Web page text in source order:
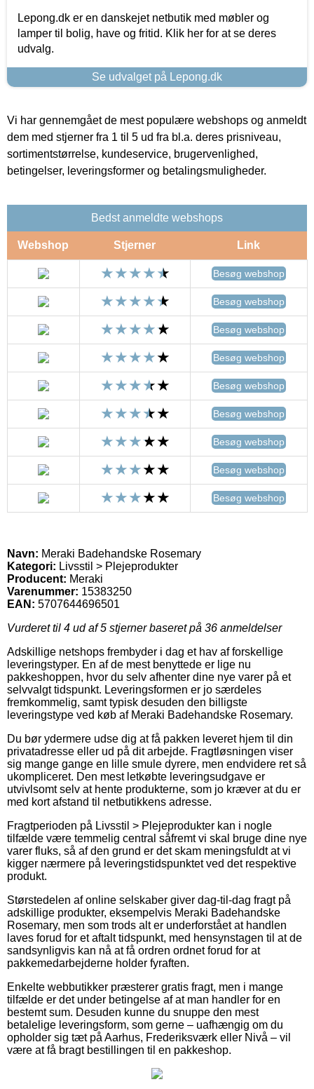
Lepong.dk er en danskejet netbutik med møbler og
lamper til bolig, have og fritid. Klik her for at se deres
udvalg.
Se udvalget på Lepong.dk
Vi har gennemgået de mest populære webshops og anmeldt
dem med stjerner fra 1 til 5 ud fra bl.a. deres prisniveau,
sortimentstørrelse, kundeservice, brugervenlighed,
betingelser, leveringsformer og betalingsmuligheder.
Bedst anmeldte webshops
Webshop Stjerner Link
Besøg webshop
Besøg webshop
Besøg webshop
Besøg webshop
Besøg webshop
Besøg webshop
Besøg webshop
Besøg webshop
Besøg webshop
Navn: Meraki Badehandske Rosemary
Kategori: Livsstil > Plejeprodukter
Producent: Meraki
Varenummer: 15383250
EAN: 5707644696501
Vurderet til 4 ud af 5 stjerner baseret på 36 anmeldelser
Adskillige netshops frembyder i dag et hav af forskellige
leveringstyper. En af de mest benyttede er lige nu
pakkeshoppen, hvor du selv afhenter dine nye varer på et
selvvalgt tidspunkt. Leveringsformen er jo særdeles
fremkommelig, samt typisk desuden den billigste
leveringstype ved køb af Meraki Badehandske Rosemary.
Du bør ydermere udse dig at få pakken leveret hjem til din
privatadresse eller ud på dit arbejde. Fragtløsningen viser
sig mange gange en lille smule dyrere, men endvidere ret så
ukompliceret. Den mest letkøbte leveringsudgave er
utvivlsomt selv at hente produkterne, som jo kræver at du er
med kort afstand til netbutikkens adresse.
Fragtperioden på Livsstil > Plejeprodukter kan i nogle
tilfælde være temmelig central såfremt vi skal bruge dine nye
varer fluks, så af den grund er det skam meningsfuldt at vi
kigger nærmere på leveringstidspunktet ved det respektive
produkt.
Størstedelen af online selskaber giver dag-til-dag fragt på
adskillige produkter, eksempelvis Meraki Badehandske
Rosemary, men som trods alt er underforstået at handlen
laves forud for et aftalt tidspunkt, med hensynstagen til at de
sandsynligvis kan nå at få ordren ordnet forud for at
pakkemedarbejderne holder fyraften.
Enkelte webbutikker præsterer gratis fragt, men i mange
tilfælde er det under betingelse af at man handler for en
bestemt sum. Desuden kunne du snuppe den mest
betalelige leveringsform, som gerne – uafhængig om du
opholder sig tæt på Aarhus, Frederiksværk eller Nivå – vil
være at få bragt bestillingen til en pakkeshop.